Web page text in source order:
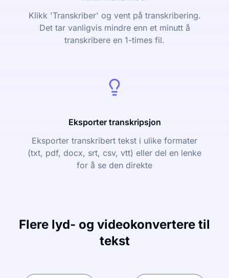
Klikk 'Transkriber' og vent på transkribering.
Det tar vanligvis mindre enn et minutt å
transkribere en 1-times fil.
Eksporter transkripsjon
Eksporter transkribert tekst i ulike formater
(txt, pdf, docx, srt, csv, vtt) eller del en lenke
for å se den direkte
Flere lyd- og videokonvertere til
tekst